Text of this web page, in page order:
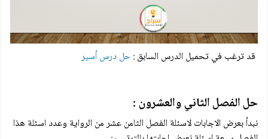
قد ترغب في تحميل الدرس السابق :حل درس أسير
حل الفصل الثاني والعشرون :
نبدأ بعرض الاجابات لاسئلة الفصل الثامن عشر من الرواية وعدد اسئلة هذا